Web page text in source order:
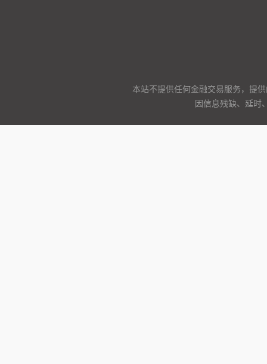
本站不提供任何金融交易服务，提
因信息残缺、延时